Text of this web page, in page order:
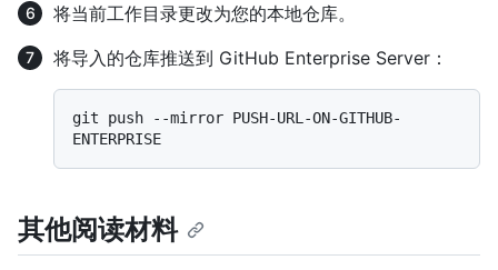
将当前工作目录更改为您的本地仓库。
将导入的仓库推送到 GitHub Enterprise Server：
git push --mirror PUSH-URL-ON-GITHUB-
其他阅读材料